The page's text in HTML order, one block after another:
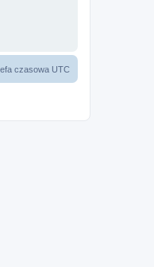
czasowa UTC